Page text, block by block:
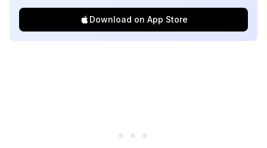
Download on App Store